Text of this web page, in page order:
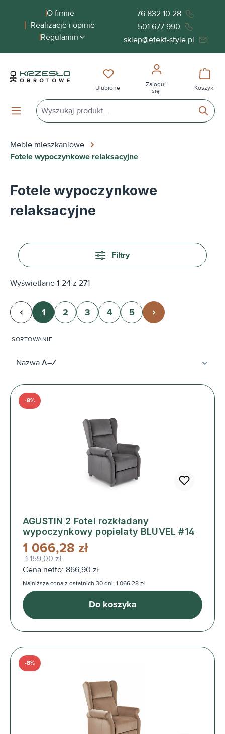
zawartościO firmie
Realizacje i opinie
Regulamin
76 832 10 28
501 677 990
sklep@efekt-style.pl
Masz 0 przedmioty na liście
Ulubione
Zaloguj
się
Koszyk
Meble mieszkaniowe
Fotele wypoczynkowe relaksacyjne
Fotele wypoczynkowe
relaksacyjne
Filtry
Wyświetlane 1-24 z 271
Strona
1 Strona
2 Strona
3 Strona
4 Strona
5
SORTOWANIE
AGUSTIN 2 Fotel rozkładany
wypoczynkowy popielaty BLUVEL #14
-8%
1 066,28 zł
1 159,00 zł
Cena netto: 866,90 zł
Najniższa cena z ostatnich 30 dni: 1 066,28 zł
Do koszyka
-8%